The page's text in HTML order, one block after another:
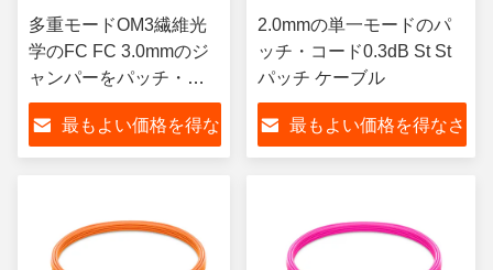
多重モードOM3繊維光
学のFC FC 3.0mmのジ
ャンパーをパッチ・コ
ード
最もよい価格を得な
2.0mmの単一モードのパ
ッチ・コード0.3dB St St
パッチ ケーブル
最もよい価格を得なさ